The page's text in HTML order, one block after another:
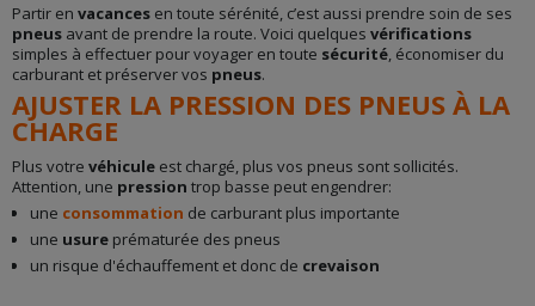
Partir en vacances en toute sérénité, c’est aussi prendre soin de ses
pneus avant de prendre la route. Voici quelques vérifications
simples à effectuer pour voyager en toute sécurité, économiser du
carburant et préserver vos pneus.
AJUSTER LA PRESSION DES PNEUS À LA
CHARGE
Plus votre véhicule est chargé, plus vos pneus sont sollicités.
Attention, une pression trop basse peut engendrer:
une consommation de carburant plus importante
une usure prématurée des pneus
un risque d'échauffement et donc de crevaison